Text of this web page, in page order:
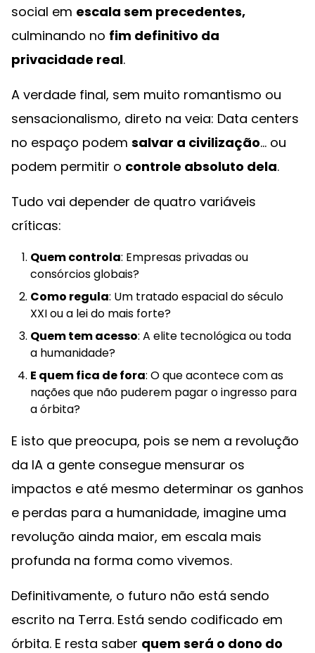
social em escala sem precedentes,
culminando no fim definitivo da
privacidade real.
A verdade final, sem muito romantismo ou
sensacionalismo, direto na veia: Data centers
no espaço podem salvar a civilização... ou
podem permitir o controle absoluto dela.
Tudo vai depender de quatro variáveis
críticas:
Quem controla: Empresas privadas ou
consórcios globais?
Como regula: Um tratado espacial do século
XXI ou a lei do mais forte?
Quem tem acesso: A elite tecnológica ou toda
a humanidade?
E quem fica de fora: O que acontece com as
nações que não puderem pagar o ingresso para
a órbita?
E isto que preocupa, pois se nem a revolução
da IA a gente consegue mensurar os
impactos e até mesmo determinar os ganhos
e perdas para a humanidade, imagine uma
revolução ainda maior, em escala mais
profunda na forma como vivemos.
Definitivamente, o futuro não está sendo
escrito na Terra. Está sendo codificado em
órbita. E resta saber quem será o dono do